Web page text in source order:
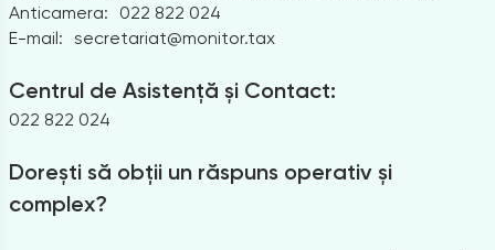
Anticamera:
022 822 024
E-mail: secretariat@monitor.tax
Centrul de Asistență și Contact:
022 822 024
Dorești să obții un răspuns operativ și
complex?